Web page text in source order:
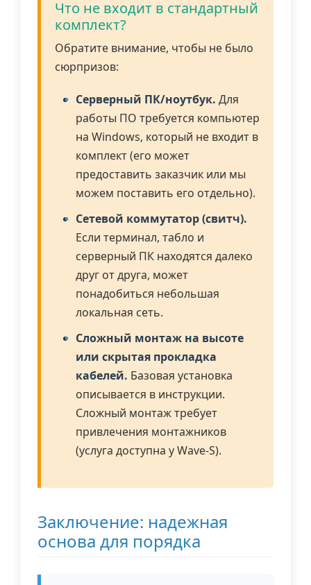
Что не входит в стандартный
комплект?
Обратите внимание, чтобы не было
сюрпризов:
Серверный ПК/ноутбук. Для
работы ПО требуется компьютер
на Windows, который не входит в
комплект (его может
предоставить заказчик или мы
можем поставить его отдельно).
Сетевой коммутатор (свитч).
Если терминал, табло и
серверный ПК находятся далеко
друг от друга, может
понадобиться небольшая
локальная сеть.
Сложный монтаж на высоте
или скрытая прокладка
кабелей. Базовая установка
описывается в инструкции.
Сложный монтаж требует
привлечения монтажников
(услуга доступна у Wave-S).
Заключение: надежная
основа для порядка